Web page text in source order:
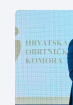
otvoren u
domaćina.
predavanja,
aktualne teme.